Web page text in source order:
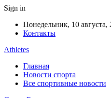
Sign in
Понедельник, 10 августа,
Контакты
Athletes
Главная
Новости спорта
Все спортивные новости